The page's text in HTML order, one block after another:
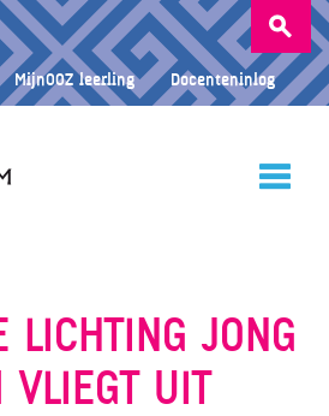
Zoeken
naar:
MijnOOZ leerling Docenteninlog
CELEANUM
LICHTING JONG
VLIEGT UIT